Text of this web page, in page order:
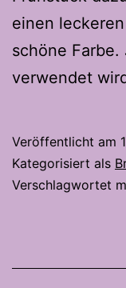
einen
schöne
verwendet
Veröffentlicht am
Kategorisiert als
Verschlagwortet